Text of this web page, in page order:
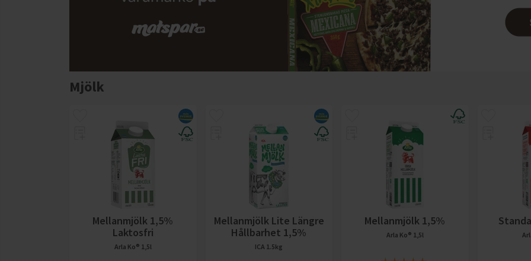
Mjölk
Mellanmjölk 1,5%
Laktosfri
Arla Ko® 1,5l
Mellanmjölk Lite Längre
Hållbarhet 1,5%
ICA 1.5kg
Mellanmjölk 1,5%
Arla Ko® 1,5l